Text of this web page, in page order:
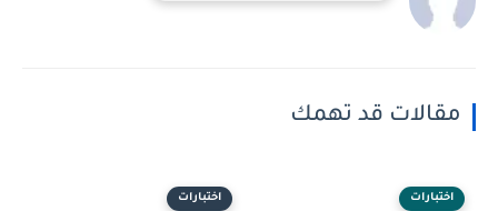
مقالات قد تهمك
اختبارات اختبارات